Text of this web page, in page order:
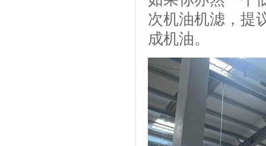
次机油机滤，提
成机油。